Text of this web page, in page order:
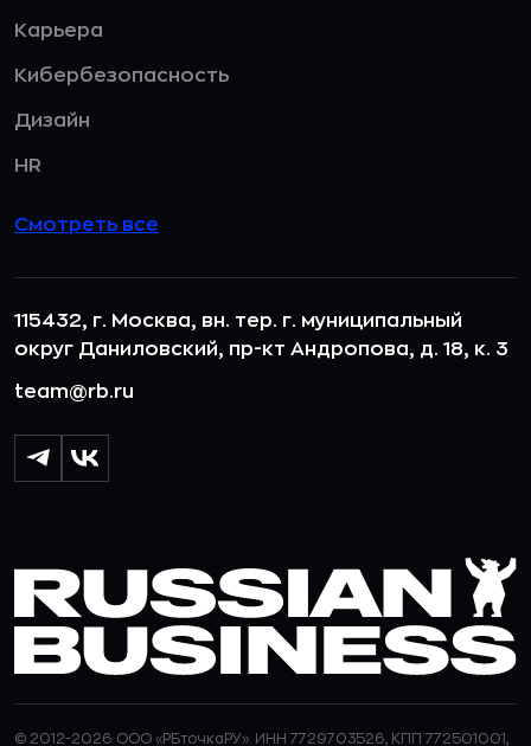
Карьера
Кибербезопасность
Дизайн
HR
Смотреть все
115432, г. Москва, вн. тер. г. муниципальный
округ Даниловский, пр-кт Андропова, д. 18, к. 3
team@rb.ru
© 2012-2026 ООО «РБточкаРУ». ИНН 7729703526, КПП 772501001,